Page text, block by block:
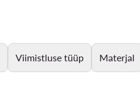
Viimistluse tüüp Materjal